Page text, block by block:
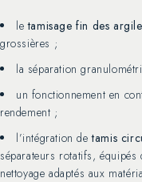
letamisage fin des
grossières ;
la séparation
un fonctionnement en
rendement ;
l’intégration detamis
séparateurs rotatifs,
nettoyage adaptés aux